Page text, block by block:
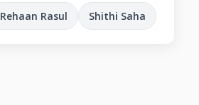
Rehaan Rasul Shithi Saha